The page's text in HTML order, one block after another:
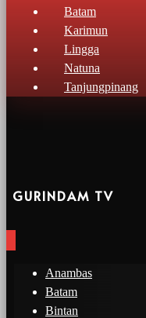
Batam
Karimun
Lingga
Natuna
Tanjungpinang
GURINDAM TV
Anambas
Batam
Bintan